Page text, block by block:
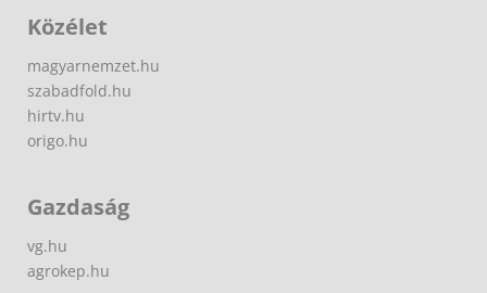
Közélet
magyarnemzet.hu
szabadfold.hu
hirtv.hu
origo.hu
Gazdaság
vg.hu
agrokep.hu